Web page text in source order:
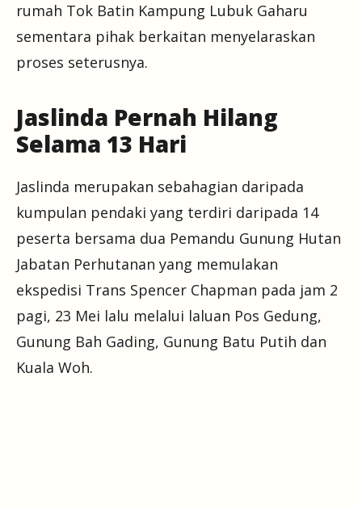
rumah Tok Batin Kampung Lubuk Gaharu
sementara pihak berkaitan menyelaraskan
proses seterusnya.
Jaslinda Pernah Hilang
Selama 13 Hari
Jaslinda merupakan sebahagian daripada
kumpulan pendaki yang terdiri daripada 14
peserta bersama dua Pemandu Gunung Hutan
Jabatan Perhutanan yang memulakan
ekspedisi Trans Spencer Chapman pada jam 2
pagi, 23 Mei lalu melalui laluan Pos Gedung,
Gunung Bah Gading, Gunung Batu Putih dan
Kuala Woh.